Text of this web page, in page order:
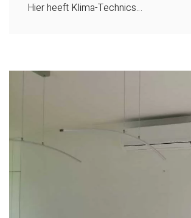
Hier heeft Klima-Technics…